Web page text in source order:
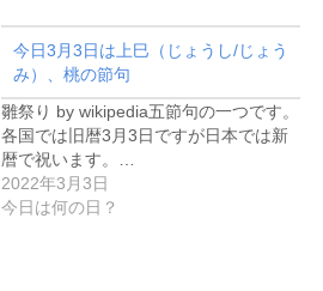
今日3月3日は上巳（じょうし/じょう
み）、桃の節句
雛祭り by wikipedia五節句の一つです。
各国では旧暦3月3日ですが日本では新
暦で祝います。…
2022年3月3日
今日は何の日？